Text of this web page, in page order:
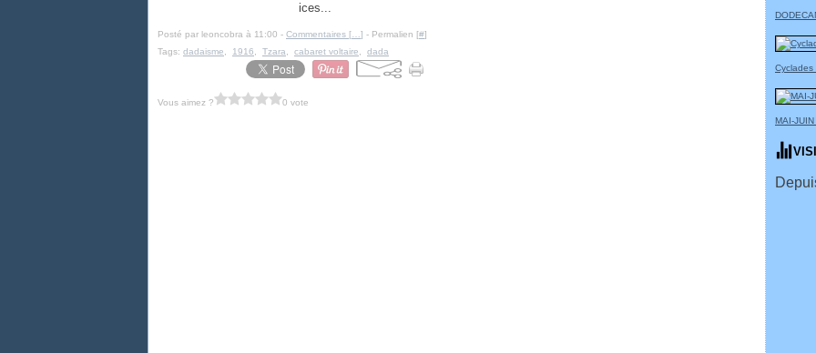
ices...
Posté par leoncobra à 11:00 - Commentaires [ ] - Permalien [#]
Tags: dadaisme 1916 Tzara cabaret voltaire dada
Vous aimez ? 0 vote
Cyclades
MAI-